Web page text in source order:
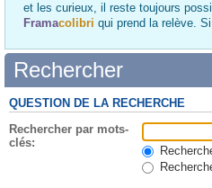
et les curieux, il reste toujours
Framacolibri qui prend la relève.
Rechercher
QUESTION DE LA RECHERCHE
Rechercher par mots-
clés: